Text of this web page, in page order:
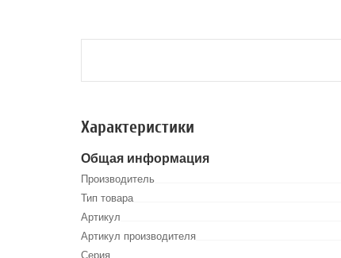
Характеристики
Общая информация
Производитель
Тип товара
Артикул
Артикул производителя
Серия